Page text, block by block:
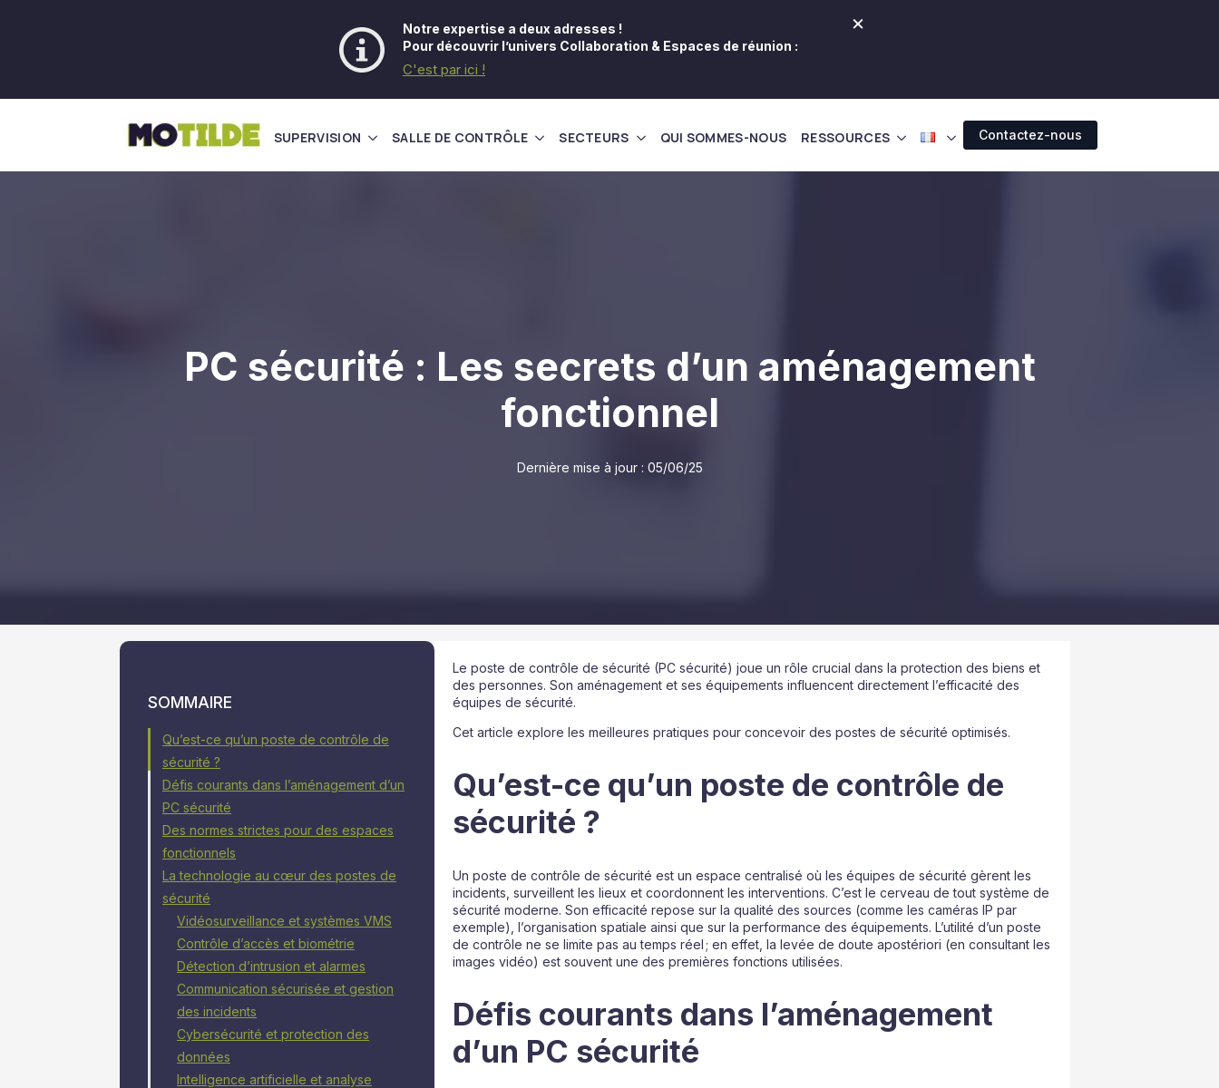
Notre expertise a deux adresses !
Pour découvrir l’univers Collaboration & Espaces de réunion :
C'est par ici !
×
SUPERVISION SALLE DE CONTRÔLE SECTEURS QUI SOMMES-NOUS RESSOURCES Contactez-nous
PC sécurité : Les secrets d’un aménagement
fonctionnel
Dernière mise à jour : 05/06/25
SOMMAIRE
Qu’est-ce qu’un poste de contrôle de
sécurité ?
Défis courants dans l’aménagement d’un
PC sécurité
Des normes strictes pour des espaces
fonctionnels
La technologie au cœur des postes de
sécurité
Vidéosurveillance et systèmes VMS
Contrôle d’accès et biométrie
Détection d’intrusion et alarmes
Communication sécurisée et gestion
des incidents
Cybersécurité et protection des
données
Intelligence artificielle et analyse
Le poste de contrôle de sécurité (PC sécurité) joue un rôle crucial dans la protection des biens et
des personnes. Son aménagement et ses équipements influencent directement l’efficacité des
équipes de sécurité.
Cet article explore les meilleures pratiques pour concevoir des postes de sécurité optimisés.
Qu’est-ce qu’un poste de contrôle de
sécurité ?
Un poste de contrôle de sécurité est un espace centralisé où les équipes de sécurité gèrent les
incidents, surveillent les lieux et coordonnent les interventions. C’est le cerveau de tout système de
sécurité moderne. Son efficacité repose sur la qualité des sources (comme les caméras IP par
exemple), l’organisation spatiale ainsi que sur la performance des équipements. L’utilité d’un poste
de contrôle ne se limite pas au temps réel ; en effet, la levée de doute apostériori (en consultant les
images vidéo) est souvent une des premières fonctions utilisées.
Défis courants dans l’aménagement
d’un PC sécurité